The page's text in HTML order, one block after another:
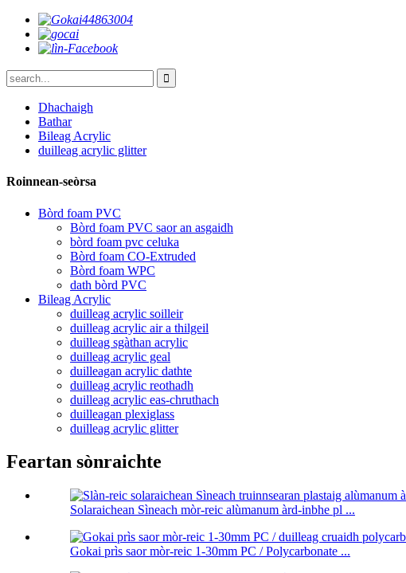
Dhachaigh
Bathar
Bileag Acrylic
duilleag acrylic glitter
Roinnean-seòrsa
Bòrd foam PVC
Bòrd foam PVC saor an asgaidh
bòrd foam pvc celuka
Bòrd foam CO-Extruded
Bòrd foam WPC
dath bòrd PVC
Bileag Acrylic
duilleag acrylic soilleir
duilleag acrylic air a thilgeil
duilleag sgàthan acrylic
duilleag acrylic geal
duilleagan acrylic dathte
duilleag acrylic reothadh
duilleag acrylic eas-chruthach
duilleagan plexiglass
duilleag acrylic glitter
Feartan sònraichte
Solaraichean Sìneach mòr-reic alùmanum àrd-inbhe pl ...
Gokai prìs saor mòr-reic 1-30mm PC / Polycarbonate ...